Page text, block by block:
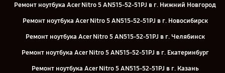
Ремонт ноутбука Acer Nitro 5 AN515-52-51PJ в г. Нижний Новгород
Ремонт ноутбука Acer Nitro 5 AN515-52-51PJ в г. Новосибирск
Ремонт ноутбука Acer Nitro 5 AN515-52-51PJ в г. Челябинск
Ремонт ноутбука Acer Nitro 5 AN515-52-51PJ в г. Екатеринбург
Ремонт ноутбука Acer Nitro 5 AN515-52-51PJ в г. Казань